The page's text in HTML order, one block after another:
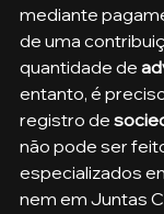
mediante
de uma
quantidade de
entanto, é
registro de
não pode ser
especializados
nem em Juntas